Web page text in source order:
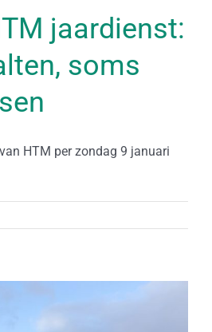
jaardienst:
soms
HTM per zondag 9 januari